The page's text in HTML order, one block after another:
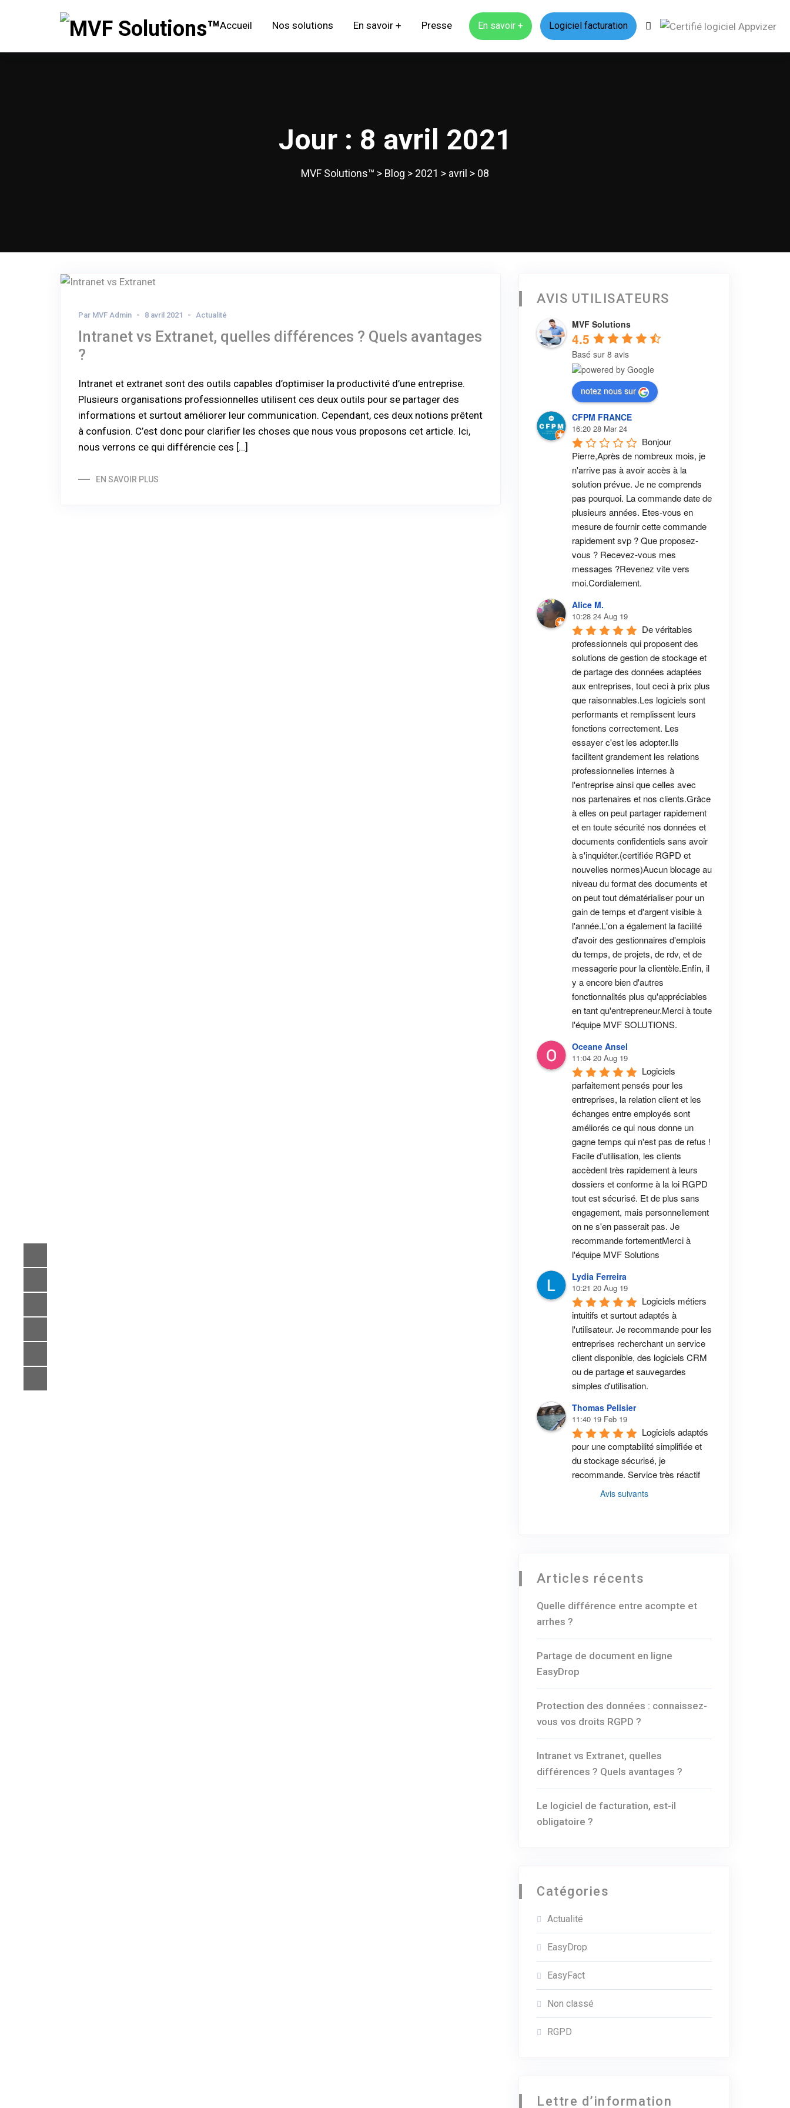
Accueil Nos solutions En savoir + Presse En savoir + Logiciel facturation
Jour : 8 avril 2021
MVF Solutions™ > Blog > 2021 > avril > 08
Par MVF Admin 8 avril 2021 Actualité
Intranet vs Extranet, quelles différences ? Quels avantages
?
Intranet et extranet sont des outils capables d’optimiser la productivité d’une entreprise.
Plusieurs organisations professionnelles utilisent ces deux outils pour se partager des
informations et surtout améliorer leur communication. Cependant, ces deux notions prêtent
à confusion. C’est donc pour clarifier les choses que nous vous proposons cet article. Ici,
nous verrons ce qui différencie ces […]
EN SAVOIR PLUS
AVIS UTILISATEURS
MVF Solutions
4.5
Basé sur 8 avis
notez nous sur
CFPM FRANCE
16:20 28 Mar 24
Bonjour
Pierre,Après de nombreux mois, je
n'arrive pas à avoir accès à la
solution prévue. Je ne comprends
pas pourquoi. La commande date de
plusieurs années. Etes-vous en
mesure de fournir cette commande
rapidement svp ? Que proposez-
vous ? Recevez-vous mes
messages ?Revenez vite vers
moi.Cordialement.
Alice M.
10:28 24 Aug 19
De véritables
professionnels qui proposent des
solutions de gestion de stockage et
de partage des données adaptées
aux entreprises, tout ceci à prix plus
que raisonnables.Les logiciels sont
performants et remplissent leurs
fonctions correctement. Les
essayer c'est les adopter.Ils
facilitent grandement les relations
professionnelles internes à
l'entreprise ainsi que celles avec
nos partenaires et nos clients.Grâce
à elles on peut partager rapidement
et en toute sécurité nos données et
documents confidentiels sans avoir
à s'inquiéter.(certifiée RGPD et
nouvelles normes)Aucun blocage au
niveau du format des documents et
on peut tout dématérialiser pour un
gain de temps et d'argent visible à
l'année.L'on a également la facilité
d'avoir des gestionnaires d'emplois
du temps, de projets, de rdv, et de
messagerie pour la clientèle.Enfin, il
y a encore bien d'autres
fonctionnalités plus qu'appréciables
en tant qu'entrepreneur.Merci à toute
l'équipe MVF SOLUTIONS.
Oceane Ansel
11:04 20 Aug 19
Logiciels
parfaitement pensés pour les
entreprises, la relation client et les
échanges entre employés sont
améliorés ce qui nous donne un
gagne temps qui n'est pas de refus !
Facile d'utilisation, les clients
accèdent très rapidement à leurs
dossiers et conforme à la loi RGPD
tout est sécurisé. Et de plus sans
engagement, mais personnellement
on ne s'en passerait pas. Je
recommande fortementMerci à
l'équipe MVF Solutions
Lydia Ferreira
10:21 20 Aug 19
Logiciels métiers
intuitifs et surtout adaptés à
l'utilisateur. Je recommande pour les
entreprises recherchant un service
client disponible, des logiciels CRM
ou de partage et sauvegardes
simples d'utilisation.
Thomas Pelisier
11:40 19 Feb 19
Logiciels adaptés
pour une comptabilité simplifiée et
du stockage sécurisé, je
recommande. Service très réactif
Avis suivants
Articles récents
Quelle différence entre acompte et
arrhes ?
Partage de document en ligne
EasyDrop
Protection des données : connaissez-
vous vos droits RGPD ?
Intranet vs Extranet, quelles
différences ? Quels avantages ?
Le logiciel de facturation, est-il
obligatoire ?
Catégories
Actualité
EasyDrop
EasyFact
Non classé
RGPD
Lettre d’information